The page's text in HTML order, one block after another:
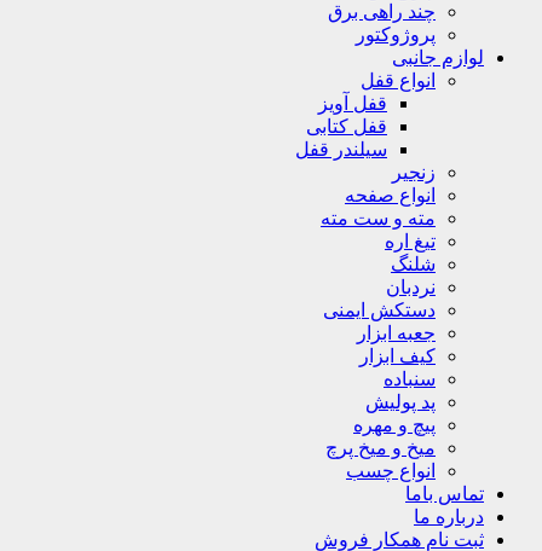
چند راهی برق
پروژوکتور
لوازم جانبی
انواع قفل
قفل آویز
قفل کتابی
سیلندر قفل
زنجیر
انواع صفحه
مته و ست مته
تیغ اره
شلنگ
نردبان
دستکش ایمنی
جعبه ابزار
کیف ابزار
سنباده
پد پولیش
پیچ و مهره
میخ و میخ پرچ
انواع چسب
تماس باما
درباره ما
ثبت نام همکار فروش